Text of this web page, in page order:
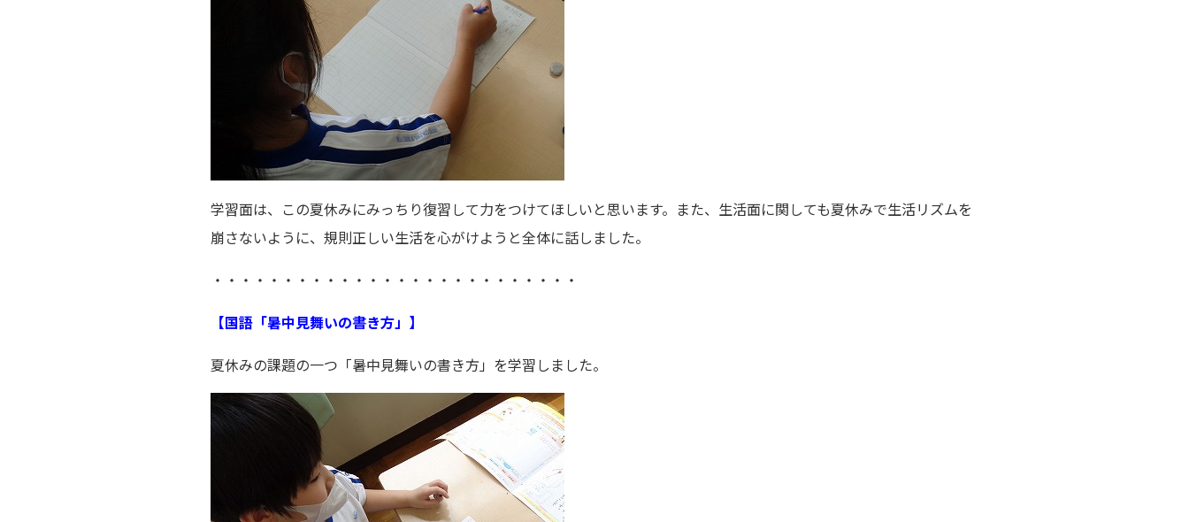
学習面は、この夏休みにみっちり復習して力をつけてほしいと思います。また、生活面に関しても夏休みで生活リズムを
崩さないように、規則正しい生活を心がけようと全体に話しました。
・・・・・・・・・・・・・・・・・・・・・・・・・・
【国語「暑中見舞いの書き方」】
夏休みの課題の一つ「暑中見舞いの書き方」を学習しました。